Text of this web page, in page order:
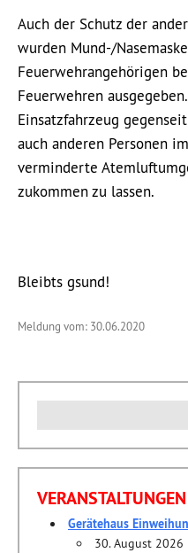
Auch der Schutz der
wurden Mund-/
Feuerwehrangehörigen
Feuerwehren
Einsatzfahrzeug
auch anderen Personen
verminderte
zukommen zu lassen.
Bleibts gsund!
Meldung vom: 30.06.2020
nach:
VERANSTALTUNGEN
Gerätehaus
30. August 2026